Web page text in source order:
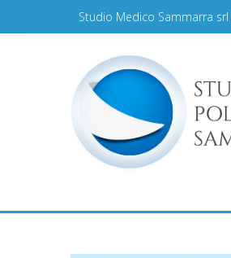
Studio Medico Sammarra